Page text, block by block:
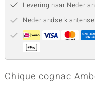
Levering naar
Nederlandse
Chique cognac